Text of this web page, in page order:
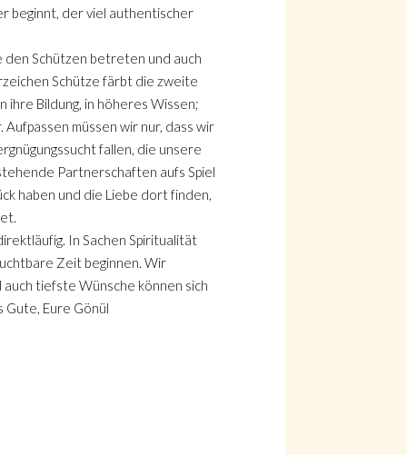
beginnt, der viel authentischer
Schützen betreten und auch
Schütze färbt die zweite
Bildung, in höheres Wissen;
müssen wir nur, dass wir
fallen, die unsere
Partnerschaften aufs Spiel
haben und die Liebe dort finden,
In Sachen Spiritualität
Zeit beginnen. Wir
tiefste Wünsche können sich
Eure Gönül